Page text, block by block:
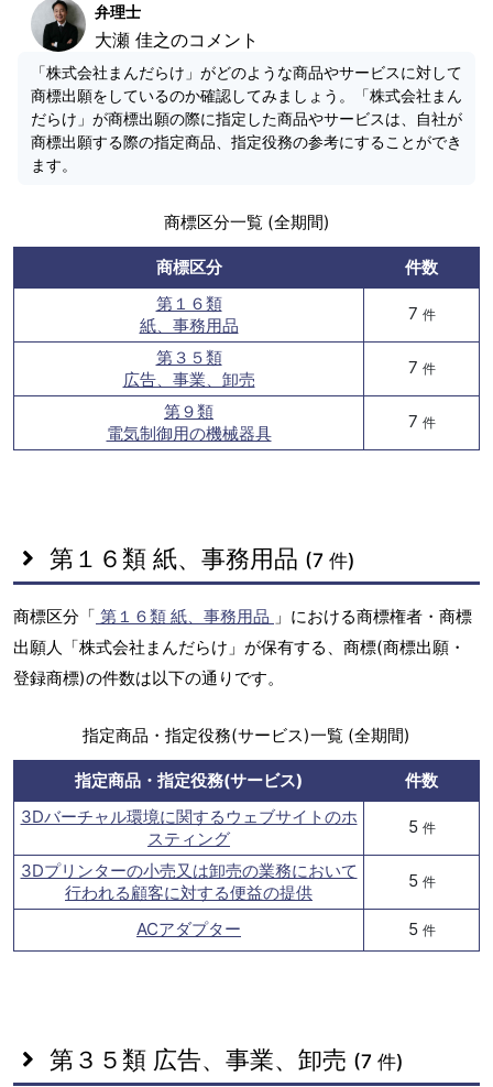
弁理士
大瀬 佳之のコメント
「株式会社まんだらけ」がどのような商品やサービスに対して
商標出願をしているのか確認してみましょう。「株式会社まん
だらけ」が商標出願の際に指定した商品やサービスは、自社が
商標出願する際の指定商品、指定役務の参考にすることができ
ます。
商標区分一覧 (全期間)
商標区分
件数
第１６類
紙、事務用品
7 件
第３５類
広告、事業、卸売
7 件
第９類
電気制御用の機械器具
7 件
第１６類 紙、事務用品 (7 件)
商標区分「 第１６類 紙、事務用品 」における商標権者・商標
出願人「株式会社まんだらけ」が保有する、商標(商標出願・
登録商標)の件数は以下の通りです。
指定商品・指定役務(サービス)一覧 (全期間)
指定商品・指定役務(サービス)
件数
3Dバーチャル環境に関するウェブサイトのホ
スティング
5 件
3Dプリンターの小売又は卸売の業務において
行われる顧客に対する便益の提供
5 件
ACアダプター 5 件
第３５類 広告、事業、卸売 (7 件)